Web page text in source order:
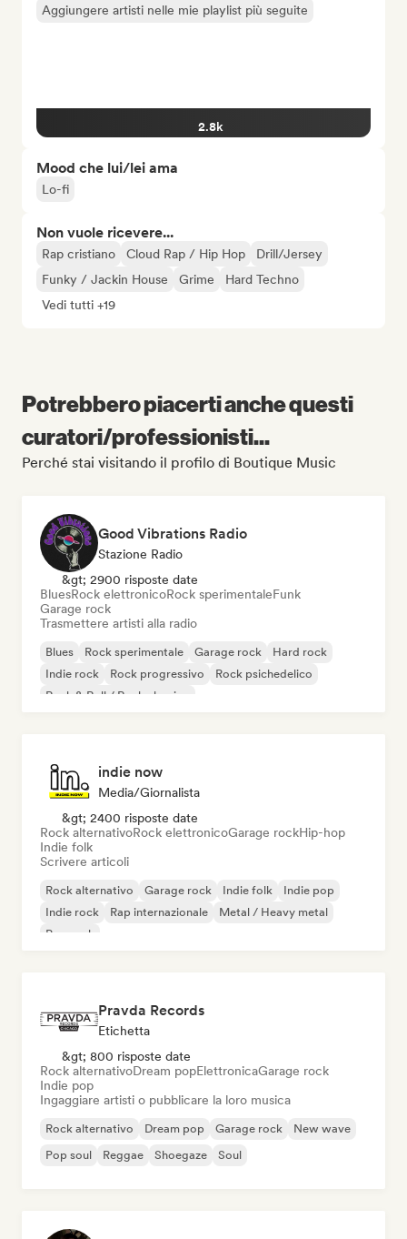
Aggiungere artisti nelle mie playlist più seguite
2.8k
Mood che lui/lei ama
Lo-fi
Non vuole ricevere...
Rap cristiano Cloud Rap / Hip Hop
Drill/Jersey
Funky / Jackin House
Grime
Hard Techno
Vedi tutti +19
Potrebbero piacerti anche questi
curatori/professionisti...
Perché stai visitando il profilo di Boutique Music
Good Vibrations Radio
Stazione Radio
&gt; 2900 risposte date
BluesRock elettronicoRock sperimentaleFunk
Garage rock
Trasmettere artisti alla radio
Blues Rock sperimentale Garage rock
Hard rock
Indie rock
Rock progressivo
Rock psichedelico
Rock & Roll / Rock classico
indie now
Media/Giornalista
&gt; 2400 risposte date
Rock alternativoRock elettronicoGarage rockHip-hop
Indie folk
Scrivere articoli
Rock alternativo Garage rock Indie folk
Indie pop
Indie rock
Rap internazionale
Metal / Heavy metal
Pop rock
Pravda Records
Etichetta
&gt; 800 risposte date
Rock alternativoDream popElettronicaGarage rock
Indie pop
Ingaggiare artisti o pubblicare la loro musica
Rock alternativo Dream pop Garage rock
New wave
Pop soul
Reggae Shoegaze Soul